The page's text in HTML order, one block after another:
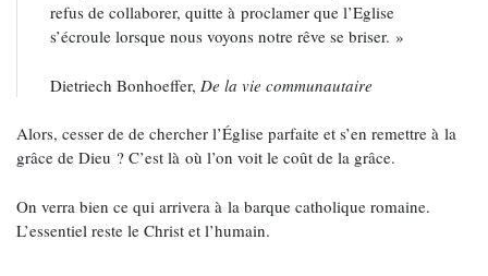
refus de collaborer, quitte à proclamer que l’Eglise
s’écroule lorsque nous voyons notre rêve se briser. »
Dietriech Bonhoeffer, De la vie communautaire
Alors, cesser de de chercher l’Église parfaite et s’en remettre à la
grâce de Dieu ? C’est là où l’on voit le coût de la grâce.
On verra bien ce qui arrivera à la barque catholique romaine.
L’essentiel reste le Christ et l’humain.